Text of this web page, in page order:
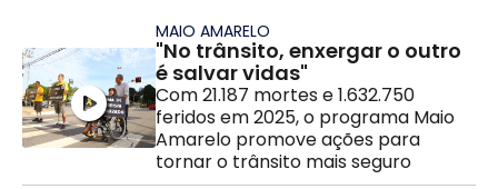
MAIO AMARELO
"No trânsito, enxergar o outro
é salvar vidas"
Com 21.187 mortes e 1.632.750
feridos em 2025, o programa Maio
Amarelo promove ações para
tornar o trânsito mais seguro